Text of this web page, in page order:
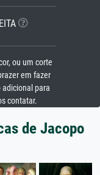
ou um corte
em fazer
para
contatar.
de Jacopo